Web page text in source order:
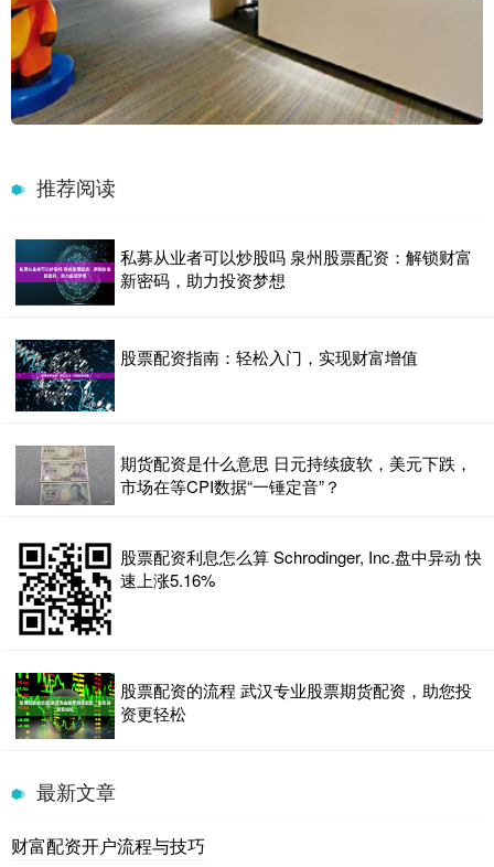
推荐阅读
私募从业者可以炒股吗 泉州股票配资：解锁财富
新密码，助力投资梦想
股票配资指南：轻松入门，实现财富增值
期货配资是什么意思 日元持续疲软，美元下跌，
市场在等CPI数据“一锤定音”？
股票配资利息怎么算 Schrodinger, Inc.盘中异动 快
速上涨5.16%
股票配资的流程 武汉专业股票期货配资，助您投
资更轻松
最新文章
财富配资开户流程与技巧